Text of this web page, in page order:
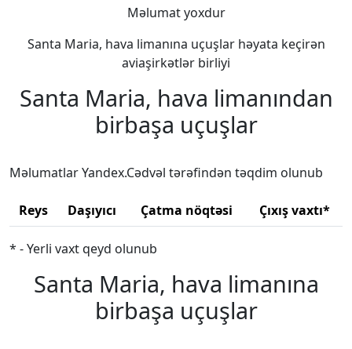
Məlumat yoxdur
Santa Maria, hava limanına uçuşlar həyata keçirən
aviaşirkətlər birliyi
Santa Maria, hava limanından
birbaşa uçuşlar
Məlumatlar Yandex.Cədvəl tərəfindən təqdim olunub
Reys Daşıyıcı Çatma nöqtəsi Çıxış vaxtı*
* - Yerli vaxt qeyd olunub
Santa Maria, hava limanına
birbaşa uçuşlar